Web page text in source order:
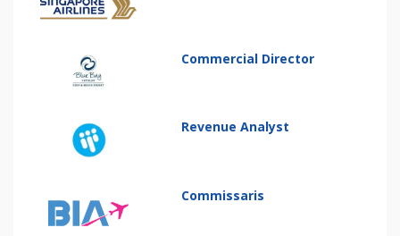
Commercial Director
Revenue Analyst
Commissaris